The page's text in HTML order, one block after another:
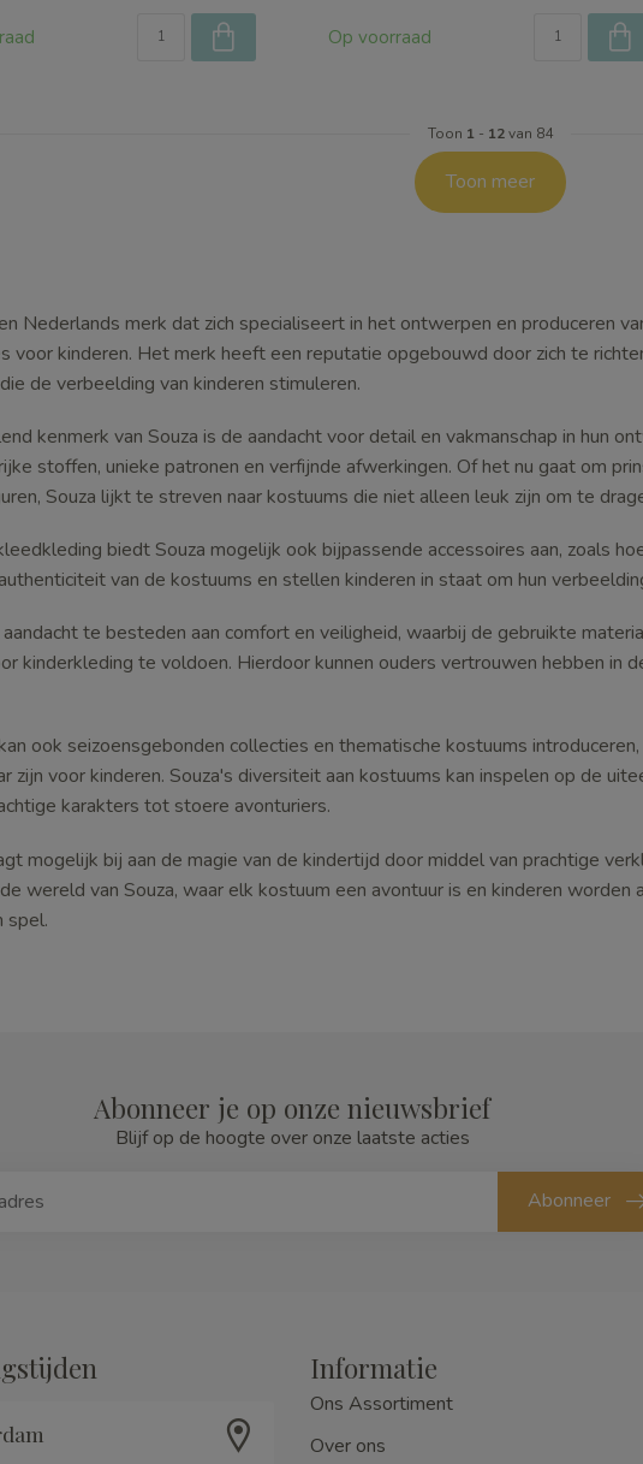
Op voorraad
Toon 1 - 12van 84
Toon meer
Nederlands merk dat zich specialiseert in het ontwerpen en produceren
voor kinderen. Het merk heeft een reputatie opgebouwd door zich te
de verbeelding van kinderen stimuleren.
kenmerk van Souza is de aandacht voor detail en vakmanschap in hun
stoffen, unieke patronen en verfijnde afwerkingen. Of het nu gaat om
Souza lijkt te streven naar kostuums die niet alleen leuk zijn om te
biedt Souza mogelijk ook bijpassende accessoires aan, zoals
van de kostuums en stellen kinderen in staat om hun
te besteden aan comfort en veiligheid, waarbij de gebruikte
kinderkleding te voldoen. Hierdoor kunnen ouders vertrouwen hebben in
ook seizoensgebonden collecties en thematische kostuums
zijn voor kinderen. Souza's diversiteit aan kostuums kan inspelen op de
karakters tot stoere avonturiers.
mogelijk bij aan de magie van de kindertijd door middel van prachtige
wereld van Souza, waar elk kostuum een avontuur is en kinderen
spel.
Abonneer je op onze nieuwsbrief
Blijf op de hoogte over onze laatste acties
Abonneer
Informatie
Ons Assortiment
Over ons